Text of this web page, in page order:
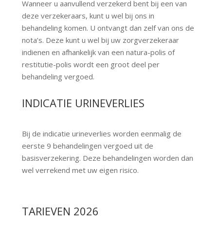
Wanneer u aanvullend verzekerd bent bij een van
deze verzekeraars, kunt u wel bij ons in
behandeling komen. U ontvangt dan zelf van ons de
nota’s. Deze kunt u wel bij uw zorgverzekeraar
indienen en afhankelijk van een natura-polis of
restitutie-polis wordt een groot deel per
behandeling vergoed.
INDICATIE URINEVERLIES
Bij de indicatie urineverlies worden eenmalig de
eerste 9 behandelingen vergoed uit de
basisverzekering. Deze behandelingen worden dan
wel verrekend met uw eigen risico.
TARIEVEN 2026